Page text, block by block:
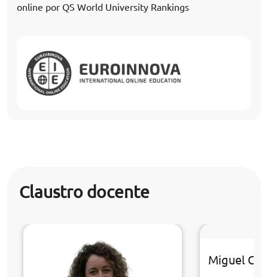
online por QS World University Rankings
Claustro docente
Miguel